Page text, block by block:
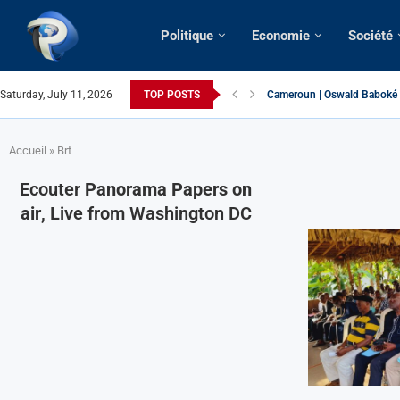
Politique Economie Société
Saturday, July 11, 2026 TOP POSTS
Accueil » Brt
Ecouter Panorama Papers on
air, Live from Washington DC